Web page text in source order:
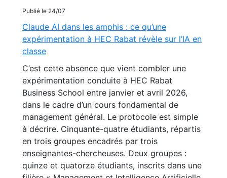
Publié le 24/07
Claude AI dans les amphis : ce qu’une
expérimentation à HEC Rabat révèle sur l’IA en
classe
C’est cette absence que vient combler une
expérimentation conduite à HEC Rabat
Business School entre janvier et avril 2026,
dans le cadre d’un cours fondamental de
management général. Le protocole est simple
à décrire. Cinquante-quatre étudiants, répartis
en trois groupes encadrés par trois
enseignantes-chercheuses. Deux groupes :
quinze et quatorze étudiants, inscrits dans une